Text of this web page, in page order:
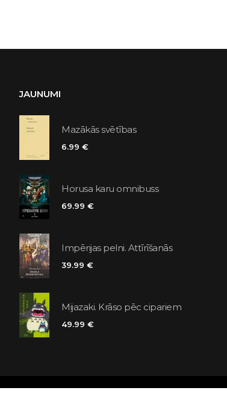
JAUNUMI
Mazākās svētības
6.99 €
Horusa karu omnibuss
69.99 €
Impērijas pelni. Attīrīšanās
39.99 €
Mijazaki. Krāso pēc cipariem
49.99 €